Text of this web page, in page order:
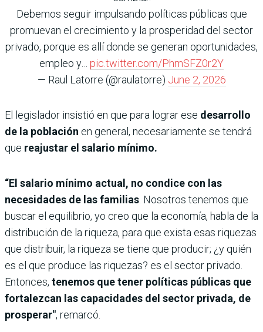
Debemos seguir impulsando políticas públicas que
promuevan el crecimiento y la prosperidad del sector
privado, porque es allí donde se generan oportunidades,
empleo y… pic.twitter.com/PhmSFZ0r2Y
— Raul Latorre (@raulatorre) June 2, 2026
El legislador insistió en que para lograr ese desarrollo
de la población en general, necesariamente se tendrá
que reajustar el salario mínimo.
“El salario mínimo actual, no condice con las
necesidades de las familias. Nosotros tenemos que
buscar el equilibrio, yo creo que la economía, habla de la
distribución de la riqueza, para que exista esas riquezas
que distribuir, la riqueza se tiene que producir; ¿y quién
es el que produce las riquezas? es el sector privado.
Entonces, tenemos que tener políticas públicas que
fortalezcan las capacidades del sector privada, de
prosperar", remarcó.